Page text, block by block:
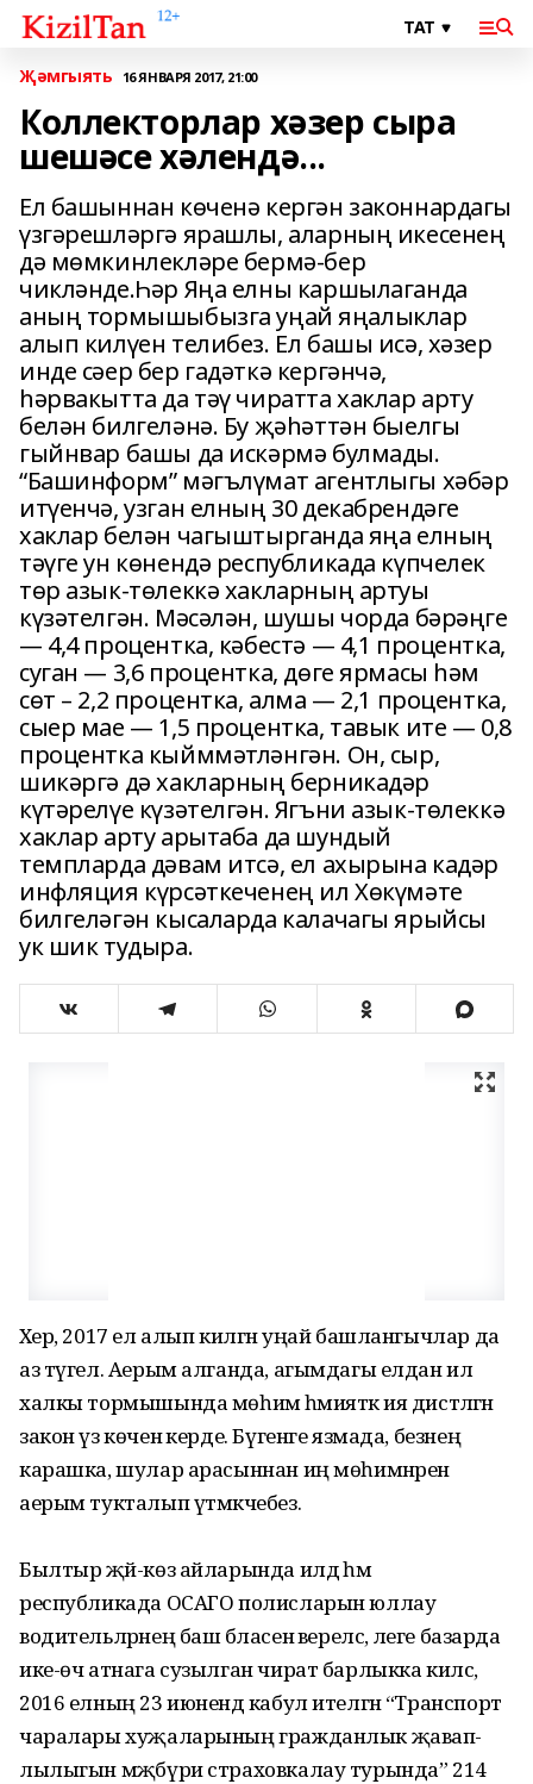
Җәмгыять 16 ЯНВАРЯ 2017, 21:00
Коллекторлар хәзер сыра
шешәсе хәлендә...
Ел башыннан көченә кергән законнардагы
үзгәрешләргә ярашлы, аларның икесенең
дә мөмкинлекләре бермә-бер
чикләнде.Һәр Яңа елны каршылаганда
аның тормышыбызга уңай яңалыклар
алып килүен телибез. Ел башы исә, хәзер
инде сәер бер гадәткә кергәнчә,
һәрвакытта да тәү чиратта хаклар арту
белән билгеләнә. Бу җәһәттән быелгы
гыйнвар башы да искәрмә булмады.
“Башинформ” мәгълүмат агентлыгы хәбәр
итүенчә, узган елның 30 декабрендәге
хаклар белән чагыштырганда яңа елның
тәүге ун көнендә республикада күпчелек
төр азык-төлеккә хакларның артуы
күзәтелгән. Мәсәлән, шушы чорда бәрәңге
— 4,4 процентка, кәбестә — 4,1 процентка,
суган — 3,6 процентка, дөге ярмасы һәм
сөт – 2,2 процентка, алма — 2,1 процентка,
сыер мае — 1,5 процентка, тавык ите — 0,8
процентка кыйммәт­ләнгән. Он, сыр,
шикәргә дә хакларның берникадәр
күтәрелүе күзәтелгән. Ягъни азык-төлеккә
хаклар арту арытаба да шундый
темпларда дәвам итсә, ел ахырына кадәр
инфляция күрсәткеченең ил Хөкүмәте
билгеләгән кысаларда калачагы ярыйсы
ук шик тудыра.
Хәер, 2017 ел алып килгән уңай башлангычлар да
аз түгел. Аерым алганда, агымдагы елдан ил
халкы тормышында мөһим әһә­мияткә ия дистәләгән
закон үз көченә керде. Бүгенге язмада, безнең
карашка, шулар арасыннан иң мөһим­нәренә
аерым тукталып үтмәкчебез.
Былтыр җәй-көз айларында илдә һәм
республикада ОСАГО полисларын юллау
водительләрнең баш бәласенә әверелсә, әлеге базарда
ике-өч атнага сузылган чират барлыкка килсә,
2016 елның 23 июнендә кабул ителгән “Транспорт
чаралары хуҗа­ларының гражданлык җа­вап­
лылыгын мәҗбүри страховкалау турында” 214